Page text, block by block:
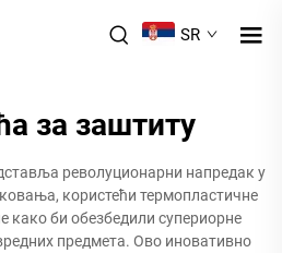
SR
за заштиту
револуционарни напредак у
користећи термопластичне
како би обезбедили супериорне
предмета. Ово иновативно